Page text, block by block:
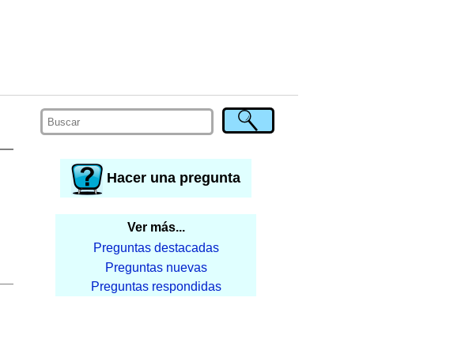
Hacer una pregunta
Ver más...
Preguntas destacadas
Preguntas nuevas
Preguntas respondidas